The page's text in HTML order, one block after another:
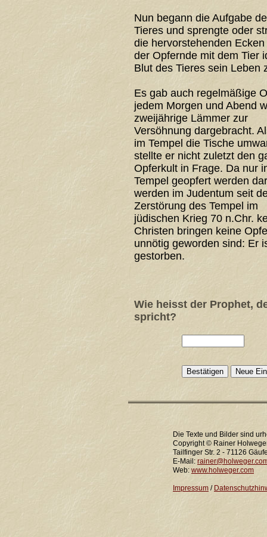
Nun begann die Aufgabe
Tieres und sprengte oder
die hervorstehenden
der Opfernde mit dem Tier
Blut des Tieres sein Leben
Es gab auch regelmäßige
jedem Morgen und Abend
zweijährige Lämmer zur
Versöhnung dargebracht.
im Tempel die Tische
stellte er nicht zuletzt den
Opferkult in Frage. Da nur
Tempel geopfert werden
werden im Judentum seit
Zerstörung des Tempel im
jüdischen Krieg 70 n.Chr.
Christen bringen keine
unnötig geworden sind: Er
gestorben.
Wie heisst der Prophet,
spricht?
Die Texte und Bilder sind
Copyright © Rainer
Tailfinger Str. 2 - 71126
E-Mail:
Web: www.holweger.com
Impressum /